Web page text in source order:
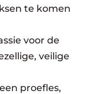
te komen
voor de
veilige
proefles,